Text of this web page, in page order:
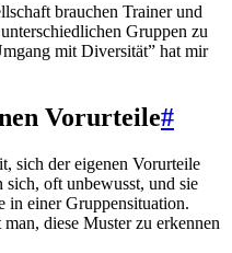
brauchen Trainer und
Gruppen zu
mit Diversität” hat mir
Vorurteile#
sich der eigenen Vorurteile
sich, oft unbewusst, und sie
in einer Gruppensituation.
diese Muster zu erkennen